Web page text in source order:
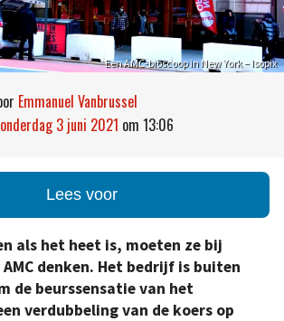
Een AMC-bioscoop in New York – Isopix
Emmanuel Vanbrussel
donderdag 3 juni 2021 om 13:06
Lees voor
als het heet is, moeten ze bij
denken. Het bedrijf is buiten
de beurssensatie van het
verdubbeling van de koers op